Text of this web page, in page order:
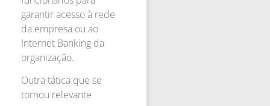
garantir acesso à rede
da empresa ou ao
Internet Banking da
organização.
Outra tática que se
tornou relevante